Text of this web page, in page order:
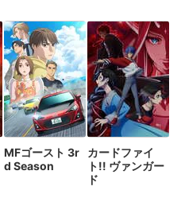
MFゴースト 3r
d Season
カードファイ
ト!! ヴァンガー
ド